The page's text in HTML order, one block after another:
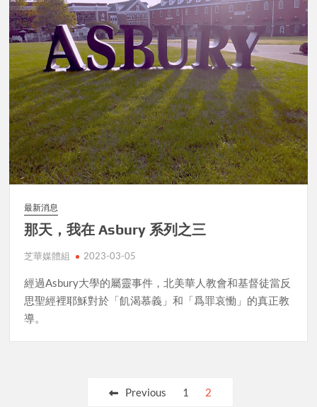
最新消息
那天，我在 Asbury 系列之三
芝華媒體組 2023-03-05
經過Asbury大學的屬靈事件，北美華人教會和基督徒當反
思聖經裡耶穌對於「飢渴慕義」和「爲罪哀慟」的真正教
導。
Previous 1 2